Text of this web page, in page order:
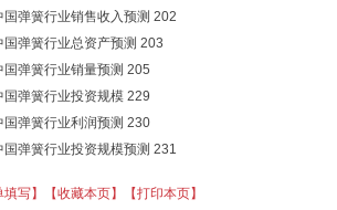
弹簧行业销售收入预测 202
弹簧行业总资产预测 203
弹簧行业销量预测 205
弹簧行业投资规模 229
弹簧行业利润预测 230
弹簧行业投资规模预测 231
写】 【收藏本页】 【打印本页】